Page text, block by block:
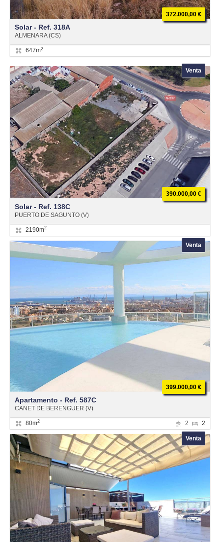
372.000,00 €
Solar - Ref. 318A
ALMENARA (CS)
647m2
Venta
390.000,00 €
Solar - Ref. 138C
PUERTO DE SAGUNTO (V)
2190m2
Venta
399.000,00 €
Apartamento - Ref. 587C
CANET DE BERENGUER (V)
80m2 2
2
Venta